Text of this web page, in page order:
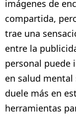
imágenes de
compartida,
trae una
entre la
personal puede
en salud
duele más en
herramientas